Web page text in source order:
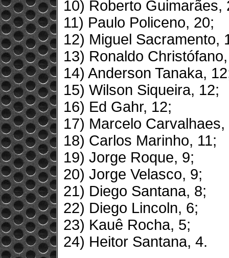
10) Roberto Guimarães,
11) Paulo Policeno, 20;
12) Miguel Sacramento,
13) Ronaldo
14) Anderson Tanaka,
15) Wilson Siqueira, 12;
16) Ed Gahr, 12;
17) Marcelo Carvalhaes,
18) Carlos Marinho, 11;
19) Jorge Roque, 9;
20) Jorge Velasco, 9;
21) Diego Santana, 8;
22) Diego Lincoln, 6;
23) Kauê Rocha, 5;
24) Heitor Santana, 4.